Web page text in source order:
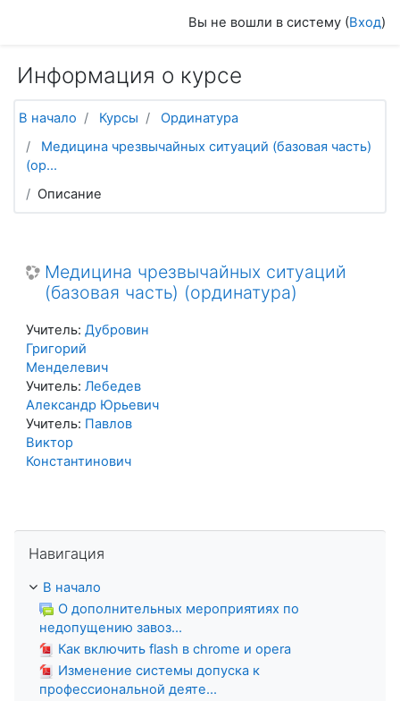
Вы не вошли в систему (Вход)
Информация о курсе
В начало Курсы
Ординатура
Медицина чрезвычайных ситуаций (базовая часть)
(ор...
Описание
Медицина чрезвычайных ситуаций
(базовая часть) (ординатура)
Учитель: Дубровин
Григорий
Менделевич
Учитель: Лебедев
Александр Юрьевич
Учитель: Павлов
Виктор
Константинович
Навигация
В начало
О дополнительных мероприятиях по
недопущению завоз...
Как включить flash в chrome и opera
Изменение системы допуска к
профессиональной деяте...